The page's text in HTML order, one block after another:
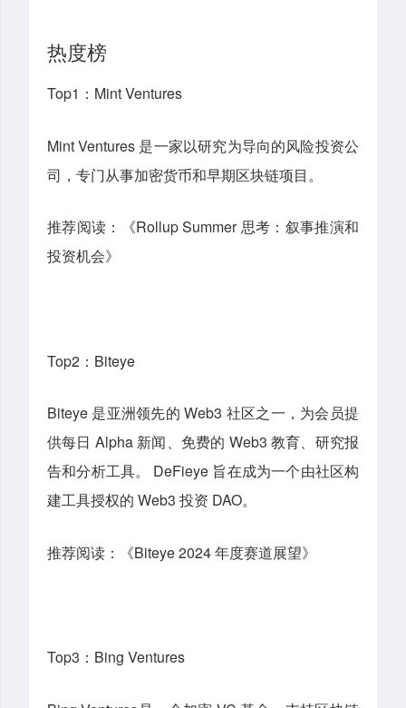
热度榜
Top1：Mint Ventures
Mint Ventures 是一家以研究为导向的风险投资公
司，专门从事加密货币和早期区块链项目。
推荐阅读：《Rollup Summer 思考：叙事推演和
投资机会》
Top2：Biteye
Biteye 是亚洲领先的 Web3 社区之一，为会员提
供每日 Alpha 新闻、免费的 Web3 教育、研究报
告和分析工具。 DeFieye 旨在成为一个由社区构
建工具授权的 Web3 投资 DAO。
推荐阅读：《Biteye 2024 年度赛道展望》
Top3： Bing Ventures